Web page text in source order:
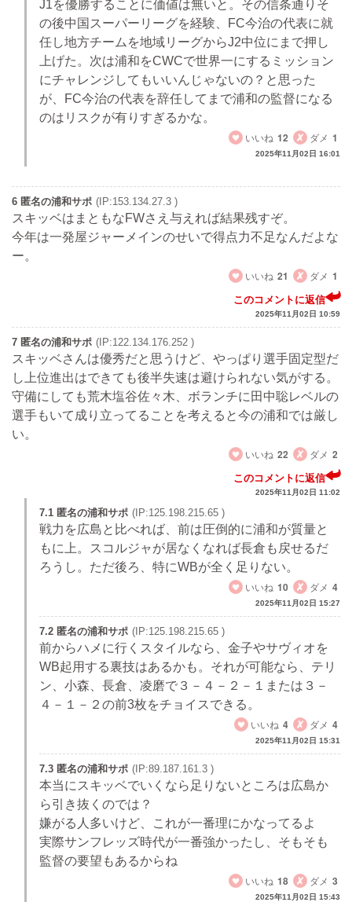
J1を優勝することに価値は無いと。その信条通りそ
の後中国スーパーリーグを経験、FC今治の代表に就
任し地方チームを地域リーグからJ2中位にまで押し
上げた。次は浦和をCWCで世界一にするミッション
にチャレンジしてもいいんじゃないの？と思った
が、FC今治の代表を辞任してまで浦和の監督になる
のはリスクが有りすぎるかな。
いいね 12 ダメ 1
2025年11月02日 16:01
6 匿名の浦和サポ (IP:153.134.27.3 )
スキッベはまともなFWさえ与えれば結果残すぞ。
今年は一発屋ジャーメインのせいで得点力不足なんだよな
ー。
いいね 21 ダメ 1
このコメントに返信
2025年11月02日 10:59
7 匿名の浦和サポ (IP:122.134.176.252 )
スキッベさんは優秀だと思うけど、やっぱり選手固定型だ
し上位進出はできても後半失速は避けられない気がする。
守備にしても荒木塩谷佐々木、ボランチに田中聡レベルの
選手もいて成り立ってることを考えると今の浦和では厳し
い。
いいね 22 ダメ 2
このコメントに返信
2025年11月02日 11:02
7.1 匿名の浦和サポ (IP:125.198.215.65 )
戦力を広島と比べれば、前は圧倒的に浦和が質量と
もに上。スコルジャが居なくなれば長倉も戻せるだ
ろうし。ただ後ろ、特にWBが全く足りない。
いいね 10 ダメ 4
2025年11月02日 15:27
7.2 匿名の浦和サポ (IP:125.198.215.65 )
前からハメに行くスタイルなら、金子やサヴィオを
WB起用する裏技はあるかも。それが可能なら、テリ
ン、小森、長倉、凌磨で３－４－２－１または３－
４－１－２の前3枚をチョイスできる。
いいね 4 ダメ 4
2025年11月02日 15:31
7.3 匿名の浦和サポ (IP:89.187.161.3 )
本当にスキッベでいくなら足りないところは広島か
ら引き抜くのでは？
嫌がる人多いけど、これが一番理にかなってるよ
実際サンフレッズ時代が一番強かったし、そもそも
監督の要望もあるからね
いいね 18 ダメ 3
2025年11月02日 15:43